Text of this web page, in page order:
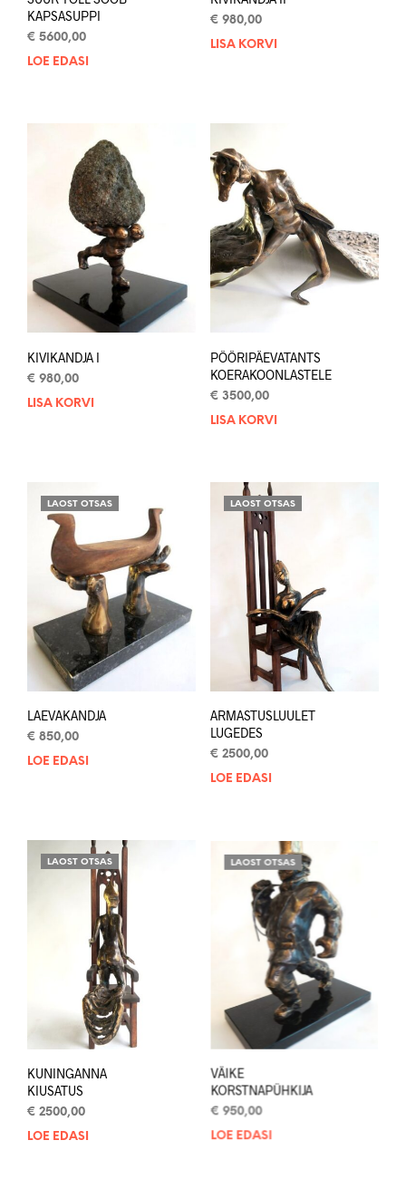
KAPSASUPPI
€ 5600,00
LOE EDASI
€ 980,00
LISA KORVI
KIVIKANDJA I
€ 980,00
LISA KORVI
PÖÖRIPÄEVATANTS
KOERAKOONLASTELE
€ 3500,00
LISA KORVI
LAOST OTSAS
LAEVAKANDJA
€ 850,00
LOE EDASI
LAOST OTSAS
ARMASTUSLUULET
LUGEDES
€ 2500,00
LOE EDASI
LAOST OTSAS
KUNINGANNA
KIUSATUS
€ 2500,00
LOE EDASI
LAOST OTSAS
VÄIKE
KORSTNAPÜHKIJA
€ 950,00
LOE EDASI